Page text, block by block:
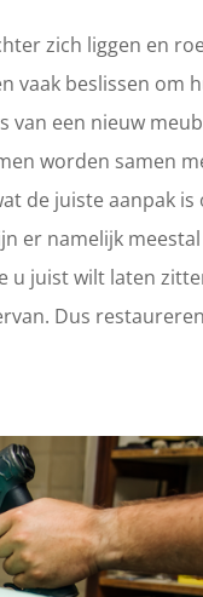
zich liggen en
vaak beslissen om
een nieuw
worden samen
de juiste aanpak is
er namelijk meestal
u juist wilt laten
Dus